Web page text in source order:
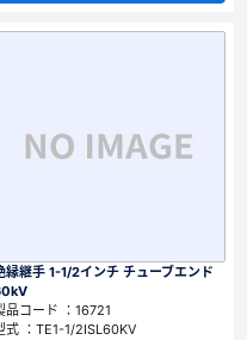
縁継手 1-1/2インチ チューブエンド
品コード ：16721
式 ：TE1-1/2ISL60KV